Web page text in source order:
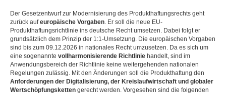
Der Gesetzentwurf zur Modernisierung des Produkthaftungsrechts geht
zurück aufeuropäische Vorgaben. Er soll die neue EU-
Produkthaftungsrichtlinie ins deutsche Recht umsetzen. Dabei folgt er
grundsätzlich dem Prinzip der 1:1-Umsetzung. Die europäischen Vorgaben
sind bis zum 09.12.2026 in nationales Recht umzusetzen. Da es sich um
eine sogenannte vollharmonisierende Richtlinie handelt, sind im
Anwendungsbereich der Richtlinie keine weitergehenden nationalen
Regelungen zulässig. Mit den Änderungen soll die Produkthaftung den
Anforderungen der Digitalisierung, der Kreislaufwirtschaft und globaler
Wertschöpfungsketten gerecht werden. Vorgesehen sind die folgenden